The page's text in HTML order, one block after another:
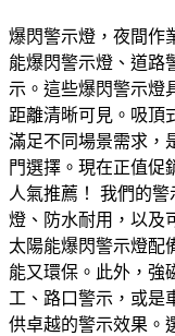
爆閃警示燈，夜間作
能爆閃警示燈、道路
示。這些爆閃警示燈
距離清晰可見。吸頂
滿足不同場景需求，
門選擇。現在正值促
人氣推薦！ 我們的
燈、防水耐用，以及
太陽能爆閃警示燈配
能又環保。此外，強
工、路口警示，或是
供卓越的警示效果。